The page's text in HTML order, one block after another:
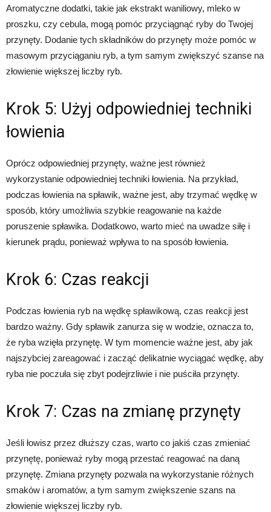
Aromatyczne dodatki, takie jak ekstrakt waniliowy, mleko w
proszku, czy cebula, mogą pomóc przyciągnąć ryby do Twojej
przynęty. Dodanie tych składników do przynęty może pomóc w
masowym przyciąganiu ryb, a tym samym zwiększyć szanse na
złowienie większej liczby ryb.
Krok 5: Użyj odpowiedniej techniki
łowienia
Oprócz odpowiedniej przynęty, ważne jest również
wykorzystanie odpowiedniej techniki łowienia. Na przykład,
podczas łowienia na spławik, ważne jest, aby trzymać wędkę w
sposób, który umożliwia szybkie reagowanie na każde
poruszenie spławika. Dodatkowo, warto mieć na uwadze siłę i
kierunek prądu, ponieważ wpływa to na sposób łowienia.
Krok 6: Czas reakcji
Podczas łowienia ryb na wędkę spławikową, czas reakcji jest
bardzo ważny. Gdy spławik zanurza się w wodzie, oznacza to,
że ryba wzięła przynętę. W tym momencie ważne jest, aby jak
najszybciej zareagować i zacząć delikatnie wyciągać wędkę, aby
ryba nie poczuła się zbyt podejrzliwie i nie puściła przynęty.
Krok 7: Czas na zmianę przynęty
Jeśli łowisz przez dłuższy czas, warto co jakiś czas zmieniać
przynętę, ponieważ ryby mogą przestać reagować na daną
przynętę. Zmiana przynęty pozwala na wykorzystanie różnych
smaków i aromatów, a tym samym zwiększenie szans na
złowienie większej liczby ryb.